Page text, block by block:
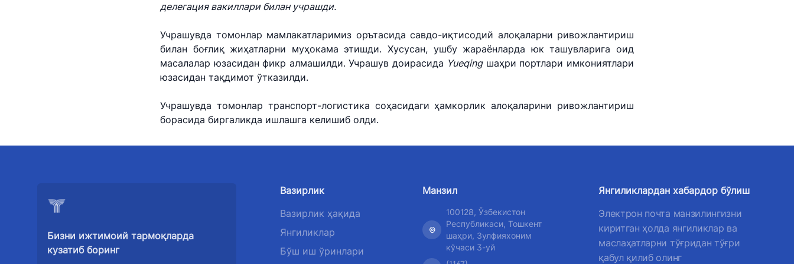
Саломатлик рукни
Ҳисобот
делегация вакиллари билан учрашди.
Учрашувда томонлар мамлакатларимиз орътасида савдо-иқтисодий алоқаларни ривожлантириш
билан боғлиқ жиҳатларни муҳокама этишди. Хусусан, ушбу жараёнларда юк ташувларига оид
масалалар юзасидан фикр алмашилди. Учрашув доирасида Yueqingшаҳри портлари имкониятлари
юзасидан тақдимот ўтказилди.
Учрашувда томонлар транспорт-логистика соҳасидаги ҳамкорлик алоқаларини ривожлантириш
борасида биргаликда ишлашга келишиб олди.
Бизни ижтимоий тармоқларда
кузатиб боринг
Вазирлик
Вазирлик ҳақида
Янгиликлар
Бўш иш ўринлари
Манзил
100128, Ўзбекистон
Республикаси, Тошкент
шаҳри, Зулфияхоним
кўчаси 3-уй
Янгиликлардан хабардор бўлиш
Электрон почта манзилингизни
киритган ҳолда янгиликлар ва
маслаҳатларни тўғридан тўғри
қабул қилиб олинг